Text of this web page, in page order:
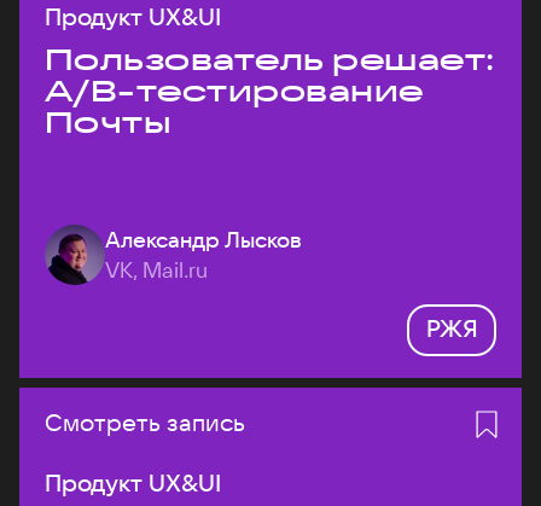
Продукт UX&UI
Пользователь решает:
A/B-тестирование
Почты
Александр Лысков
VK, Mail.ru
РЖЯ
Смотреть запись
Продукт UX&UI